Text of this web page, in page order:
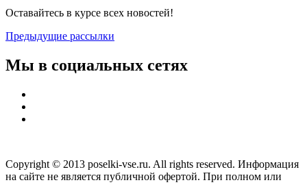
Оставайтесь в курсе всех новостей!
Предыдущие рассылки
Мы в социальных сетях
Copyright © 2013 poselki-vse.ru. All rights reserved. Информация
на сайте не является публичной офертой. При полном или